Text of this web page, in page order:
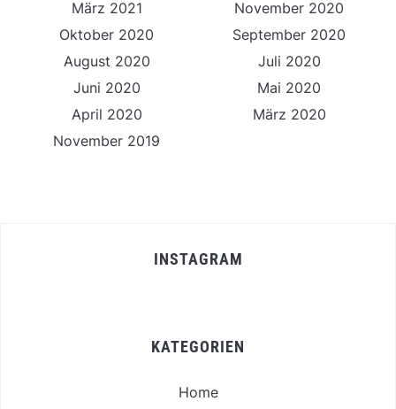
März 2021
November 2020
Oktober 2020
September 2020
August 2020
Juli 2020
Juni 2020
Mai 2020
April 2020
März 2020
November 2019
INSTAGRAM
KATEGORIEN
Home